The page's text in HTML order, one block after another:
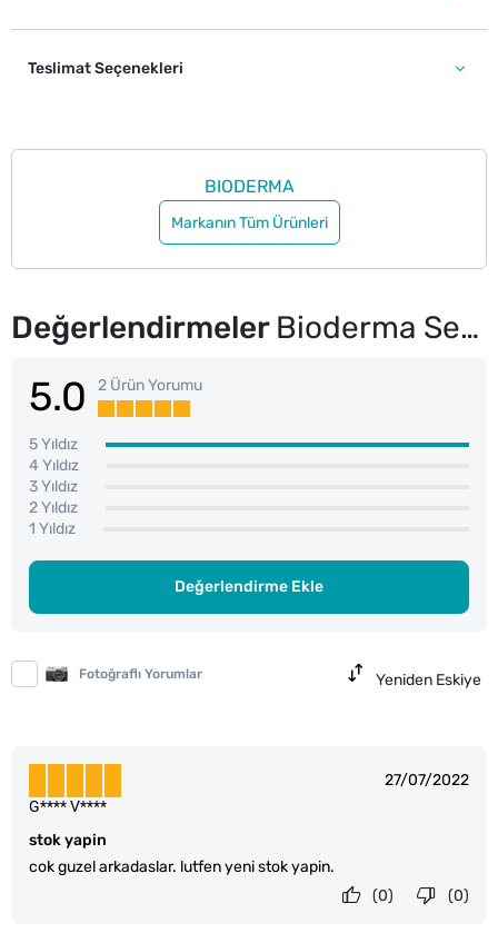
Teslimat Seçenekleri
BIODERMA
Markanın Tüm Ürünleri
Değerlendirmeler Bioderma Sensibio H2O Hassas ve Normal Ciltler için Micellar Arındırıcı Makyaj Temizleme Suyu 250 ml
5.0 2 Ürün Yorumu
5 Yıldız
4 Yıldız
3 Yıldız
2 Yıldız
1 Yıldız
Değerlendirme Ekle
Fotoğraflı Yorumlar Yeniden Eskiye
27/07/2022
stok yapin
cok guzel arkadaslar. lutfen yeni stok yapin.
G**** V****
(0)
(0)